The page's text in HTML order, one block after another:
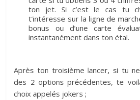
ton jet. Si c’est le cas tu
t’intéresse sur la ligne de
bonus ou d’une carte
instantanément dans ton étal.
Après ton troisième lancer, si tu
des 2 options précédentes, te
choix appelés jokers ;